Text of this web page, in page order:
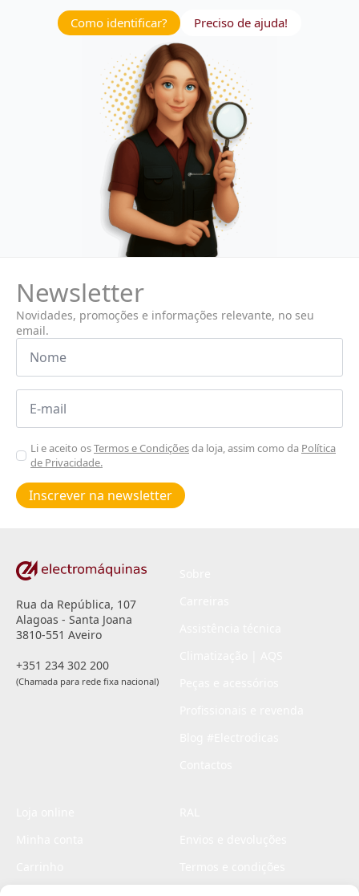
Como identificar? Preciso de ajuda!
Newsletter
Novidades, promoções e informações relevante, no seu
email.
Nome
Email
Aceitar
Poiticas
de
privacidade
Li e aceito osTermos e Condiçõesda loja, assim como da Política
de Privacidade.
Inscrever na newsletter
Rua da República, 107
Alagoas - Santa Joana
3810-551 Aveiro
+351 234 302 200
(Chamada para rede fixa nacional)